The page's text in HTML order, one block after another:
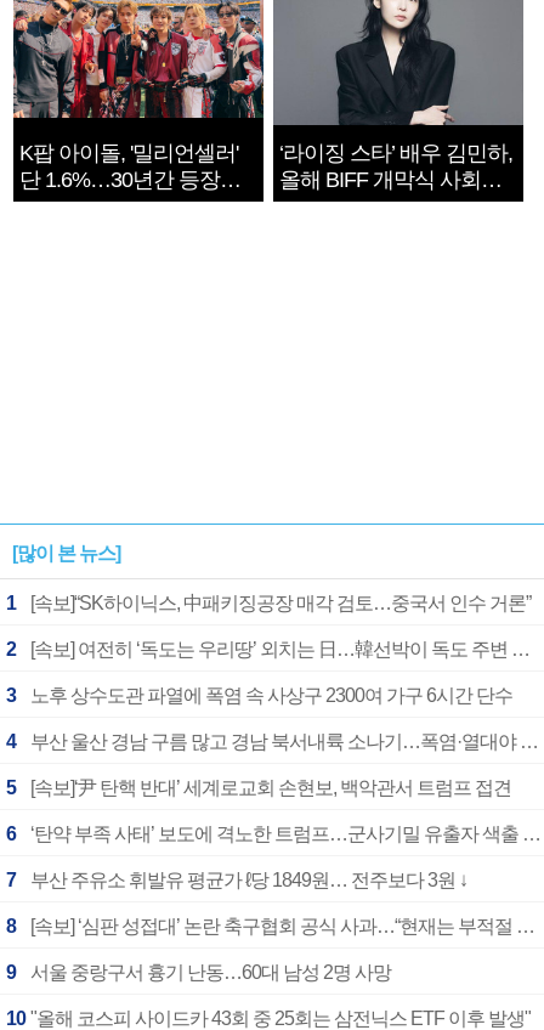
K팝 아이돌, '밀리언셀러'
단 1.6%…30년간 등장
1182개팀 전수조사
‘라이징 스타’ 배우 김민하,
올해 BIFF 개막식 사회자
확정
[많이 본 뉴스]
1 [속보]“SK하이닉스, 中패키징공장 매각 검토…중국서 인수 거론”
2 [속보] 여전히 ‘독도는 우리땅’ 외치는 日…韓선박이 독도 주변 해양조사 활동하자 반발
3 노후 상수도관 파열에 폭염 속 사상구 2300여 가구 6시간 단수
4 부산 울산 경남 구름 많고 경남 북서내륙 소나기…폭염·열대야 계속
5 [속보]‘尹 탄핵 반대’ 세계로교회 손현보, 백악관서 트럼프 접견
6 ‘탄약 부족 사태’ 보도에 격노한 트럼프…군사기밀 유출자 색출 지시
7 부산 주유소 휘발유 평균가 ℓ당 1849원… 전주보다 3원 ↓
8 [속보] ‘심판 성접대’ 논란 축구협회 공식 사과…“현재는 부적절 행위 없어”
9 서울 중랑구서 흉기 난동…60대 남성 2명 사망
10 "올해 코스피 사이드카 43회 중 25회는 삼전닉스 ETF 이후 발생"